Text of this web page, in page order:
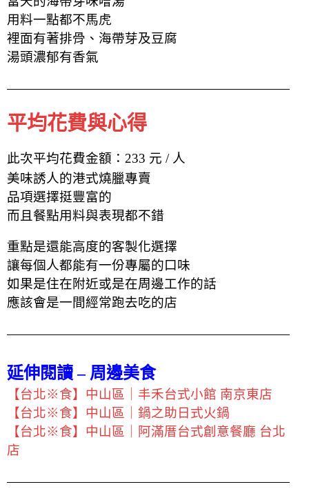
用料一點都不馬虎
裡面有著排骨、海帶芽及豆腐
湯頭濃郁有香氣
平均花費與心得
此次平均花費金額：233 元 / 人
美味誘人的港式燒臘專賣
品項選擇挺豐富的
而且餐點用料與表現都不錯
重點是還能高度的客製化選擇
讓每個人都能有一份專屬的口味
如果是住在附近或是在周邊工作的話
應該會是一間經常跑去吃的店
延伸閱讀 – 周邊美食
【台北※食】中山區｜丰禾台式小館 南京東店
【台北※食】中山區｜鍋之助日式火鍋
【台北※食】中山區｜阿滿厝台式創意餐廳 台北
店